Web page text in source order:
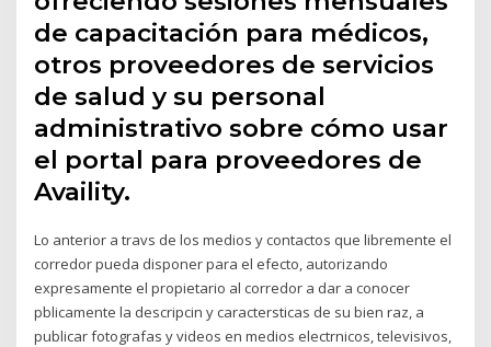
de capacitación para médicos,
otros proveedores de servicios
de salud y su personal
administrativo sobre cómo usar
el portal para proveedores de
Availity.
Lo anterior a travs de los medios y contactos que libremente el
corredor pueda disponer para el efecto, autorizando
expresamente el propietario al corredor a dar a conocer
pblicamente la descripcin y caractersticas de su bien raz, a
publicar fotografas y videos en medios electrnicos, televisivos,